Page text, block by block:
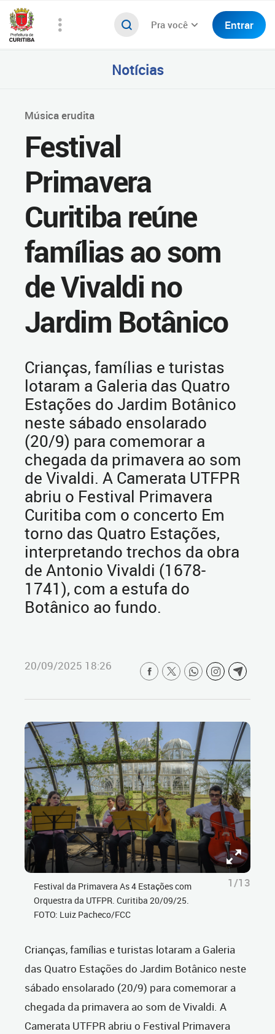
Pra você Entrar
Notícias
Música erudita
Festival
Primavera
Curitiba reúne
famílias ao som
de Vivaldi no
Jardim Botânico
Crianças, famílias e turistas
lotaram a Galeria das Quatro
Estações do Jardim Botânico
neste sábado ensolarado
(20/9) para comemorar a
chegada da primavera ao som
de Vivaldi. A Camerata UTFPR
abriu o Festival Primavera
Curitiba com o concerto Em
torno das Quatro Estações,
interpretando trechos da obra
de Antonio Vivaldi (1678-
1741), com a estufa do
Botânico ao fundo.
20/09/2025 18:26
Festival da Primavera As 4 Estações com
Orquestra da UTFPR. Curitiba 20/09/25.
FOTO: Luiz Pacheco/FCC
1/13
Crianças, famílias e turistas lotaram a Galeria
das Quatro Estações do Jardim Botânico neste
sábado ensolarado (20/9) para comemorar a
chegada da primavera ao som de Vivaldi. A
Camerata UTFPR abriu o Festival Primavera